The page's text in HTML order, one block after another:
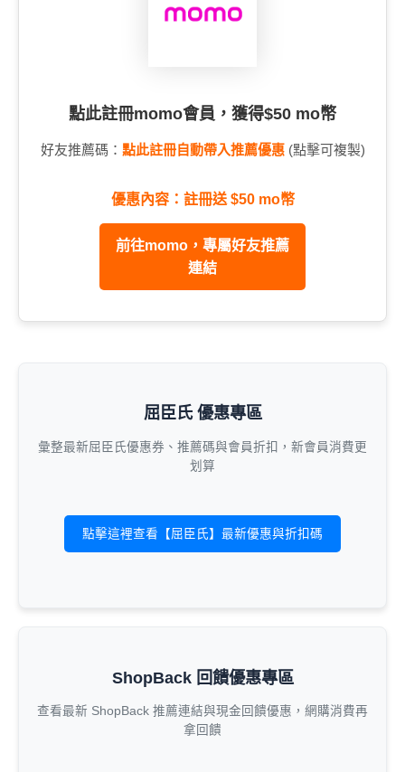
點此註冊momo會員，獲得$50 mo幣
好友推薦碼： 點此註冊自動帶入推薦優惠(點擊可複製)
優惠內容：註冊送 $50 mo幣
前往momo，專屬好友推薦
連結
屈臣氏 優惠專區
彙整最新屈臣氏優惠券、推薦碼與會員折扣，新會員消費更
划算
點擊這裡查看【屈臣氏】最新優惠與折扣碼
ShopBack 回饋優惠專區
查看最新 ShopBack 推薦連結與現金回饋優惠，網購消費再
拿回饋